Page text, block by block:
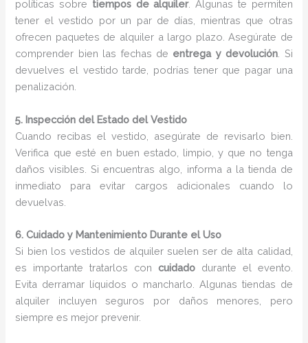
políticas sobre tiempos de alquiler. Algunas te permiten
tener el vestido por un par de días, mientras que otras
ofrecen paquetes de alquiler a largo plazo. Asegúrate de
comprender bien las fechas de entrega y devolución . Si
devuelves el vestido tarde, podrías tener que pagar una
penalización.
5. Inspección del Estado del Vestido
Cuando recibas el vestido, asegúrate de revisarlo bien.
Verifica que esté en buen estado, limpio, y que no tenga
daños visibles. Si encuentras algo, informa a la tienda de
inmediato para evitar cargos adicionales cuando lo
devuelvas.
6. Cuidado y Mantenimiento Durante el Uso
Si bien los vestidos de alquiler suelen ser de alta calidad,
es importante tratarlos con cuidadodurante el evento.
Evita derramar líquidos o mancharlo. Algunas tiendas de
alquiler incluyen seguros por daños menores, pero
siempre es mejor prevenir.